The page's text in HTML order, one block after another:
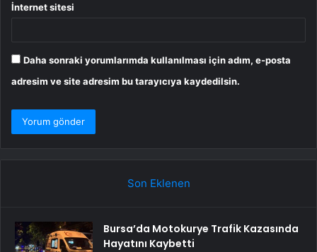
İnternet sitesi
Daha sonraki yorumlarımda kullanılması için adım, e-posta
adresim ve site adresim bu tarayıcıya kaydedilsin.
Son Eklenen
Bursa’da Motokurye Trafik Kazasında
Hayatını Kaybetti